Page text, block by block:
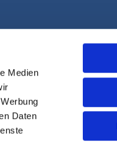
Medien
Daten